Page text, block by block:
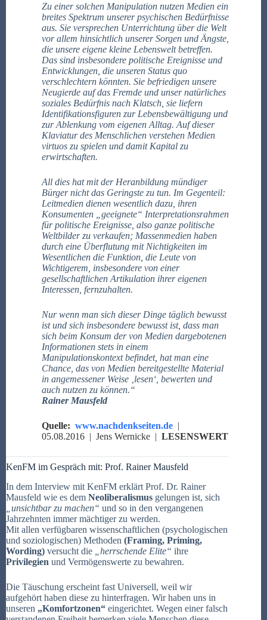
Zu einer solchen Manipulation nutzen Medien ein
breites Spektrum unserer psychischen Bedürfnisse
aus. Sie versprechen Unterrichtung über die Welt
vor allem hinsichtlich unserer Sorgen und Ängste,
die unsere eigene kleine Lebenswelt betreffen.
Das sind insbesondere politische Ereignisse und
Entwicklungen, die unseren Status quo
verschlechtern könnten. Sie befriedigen unsere
Neugierde auf das Fremde und unser natürliches
soziales Bedürfnis nach Klatsch, sie liefern
Identifikationsfiguren zur Lebensbewältigung und
zur Ablenkung vom eigenen Alltag. Auf dieser
Klaviatur des Menschlichen verstehen Medien
virtuos zu spielen und damit Kapital zu
erwirtschaften.
All dies hat mit der Heranbildung mündiger
Bürger nicht das Geringste zu tun. Im Gegenteil:
Leitmedien dienen wesentlich dazu, ihren
Konsumenten „geeignete“ Interpretationsrahmen
für politische Ereignisse, also ganze politische
Weltbilder zu verkaufen; Massenmedien haben
durch eine Überflutung mit Nichtigkeiten im
Wesentlichen die Funktion, die Leute von
Wichtigerem, insbesondere von einer
gesellschaftlichen Artikulation ihrer eigenen
Interessen, fernzuhalten.
Nur wenn man sich dieser Dinge täglich bewusst
ist und sich insbesondere bewusst ist, dass man
sich beim Konsum der von Medien dargebotenen
Informationen stets in einem
Manipulationskontext befindet, hat man eine
Chance, das von Medien bereitgestellte Material
in angemessener Weise ‚lesen‘, bewerten und
auch nutzen zu können.“
Rainer Mausfeld
Quelle: www.nachdenkseiten.de |
05.08.2016 | Jens Wernicke | LESENSWERT
KenFM im Gespräch mit: Prof. Rainer Mausfeld
In dem Interview mit KenFM erklärt Prof. Dr. Rainer
Mausfeld wie es dem Neoliberalismus gelungen ist, sich
„unsichtbar zu machen“ und so in den vergangenen
Jahrzehnten immer mächtiger zu werden.
Mit allen verfügbaren wissenschaftlichen (psychologischen
und soziologischen) Methoden (Framing, Priming,
Wording) versucht die „herrschende Elite“ ihre
Privilegien und Vermögenswerte zu bewahren.
Die Täuschung erscheint fast Universell, weil wir
aufgehört haben diese zu hinterfragen. Wir haben uns in
unseren „Komfortzonen“ eingerichtet. Wegen einer falsch